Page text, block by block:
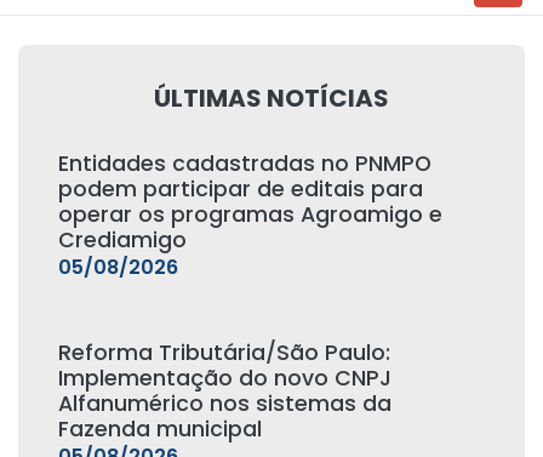
ÚLTIMAS NOTÍCIAS
Entidades cadastradas no PNMPO
podem participar de editais para
operar os programas Agroamigo e
Crediamigo
05/08/2026
Reforma Tributária/São Paulo:
Implementação do novo CNPJ
Alfanumérico nos sistemas da
Fazenda municipal